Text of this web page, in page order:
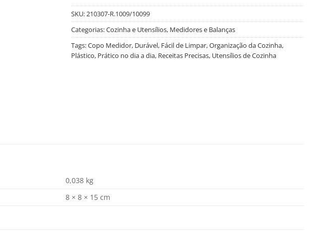
SKU:210307-R.1009/10099
Categorias:Cozinha e Utensílios, Medidores e Balanças
Tags:Copo Medidor, Durável, Fácil de Limpar,Organização da Cozinha,
Plástico, Prático no dia a dia, Receitas Precisas, Utensílios de Cozinha
0,038 kg
8 × 8 × 15 cm